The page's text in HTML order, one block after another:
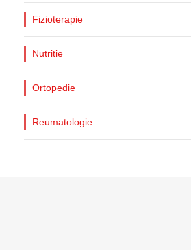
Fizioterapie
Nutritie
Ortopedie
Reumatologie